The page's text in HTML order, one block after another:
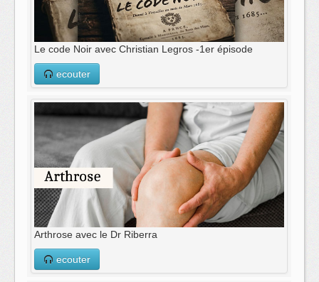
Le code Noir avec Christian Legros -1er épisode
ecouter
Arthrose avec le Dr Riberra
ecouter